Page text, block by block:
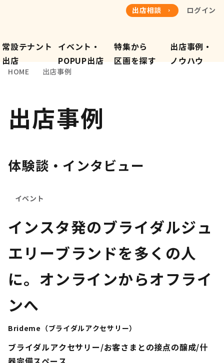
出店事例・
​ノウハウ
特集から
​区画を探す
イベント・
POPUP出店
常設テナント
​出店
出店相談 ログイン
イベント
ブライダルアクセサリー/お客さまとの接点の醸成/什
器完備スペース
Brideme（ブライダルアクセサリー）
インスタ発のブライダルジュ
エリーブランドを多くの人
に。オンラインからオフライ
ンへ
体験談・インタビュー
出店事例
出店事例
HOME